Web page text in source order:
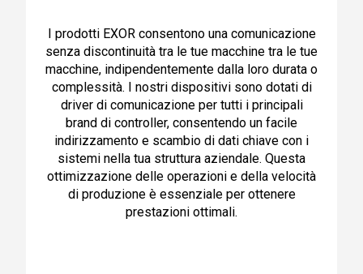
I prodotti EXOR consentono una comunicazione
senza discontinuità tra le tue macchine tra le tue
macchine, indipendentemente dalla loro durata o
complessità. I nostri dispositivi sono dotati di
driver di comunicazione per tutti i principali
brand di controller, consentendo un facile
indirizzamento e scambio di dati chiave con i
sistemi nella tua struttura aziendale. Questa
ottimizzazione delle operazioni e della velocità
di produzione è essenziale per ottenere
prestazioni ottimali.